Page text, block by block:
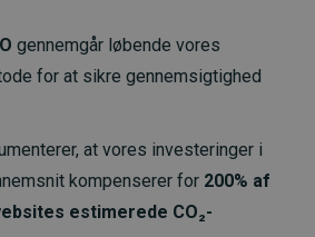
gennemgår løbende vores
for at sikre gennemsigtighed
at vores investeringer i
kompenserer for 200% af
estimerede CO₂-